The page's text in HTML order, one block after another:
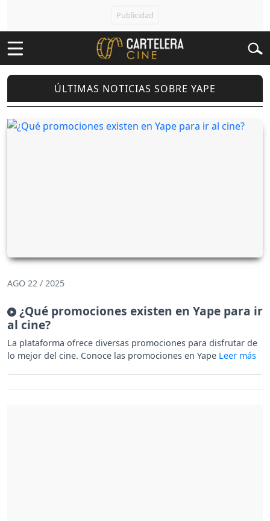
ÚLTIMAS NOTICIAS SOBRE YAPE
AGO 22 / 2025
¿Qué promociones existen en Yape para ir
al cine?
La plataforma ofrece diversas promociones para disfrutar de
lo mejor del cine. Conoce las promociones en Yape